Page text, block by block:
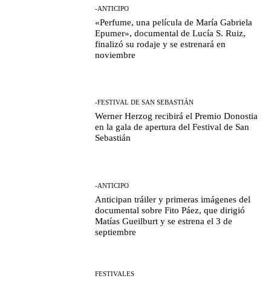
-ANTICIPO
«Perfume, una película de María Gabriela
Epumer», documental de Lucía S. Ruiz,
finalizó su rodaje y se estrenará en
noviembre
-FESTIVAL DE SAN SEBASTIÁN
Werner Herzog recibirá el Premio Donostia
en la gala de apertura del Festival de San
Sebastián
-ANTICIPO
Anticipan tráiler y primeras imágenes del
documental sobre Fito Páez, que dirigió
Matías Gueilburt y se estrena el 3 de
septiembre
FESTIVALES